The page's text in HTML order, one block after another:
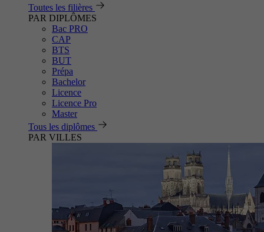
Toutes les filières
PAR DIPLÔMES
Bac PRO
CAP
BTS
BUT
Prépa
Bachelor
Licence
Licence Pro
Master
Tous les diplômes
PAR VILLES